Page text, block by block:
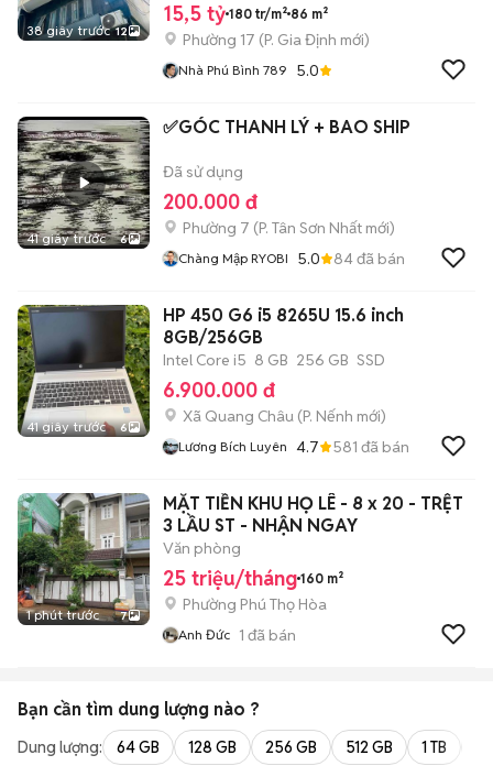
38 giây trước 12
15,5 tỷ 180 tr/m² 86 m²
Phường 17 (P. Gia Định mới)
Nhà Phú Bình 789 5.0
41 giây trước 6
✅GÓC THANH LÝ + BAO SHIP
Đã sử dụng
200.000 đ
Phường 7 (P. Tân Sơn Nhất mới)
Chàng Mập RYOBI 5.0 84đã bán
41 giây trước 6
HP 450 G6 i5 8265U 15.6 inch
8GB/256GB
Intel Core i5 8 GB 256 GB SSD
6.900.000 đ
Xã Quang Châu (P. Nếnh mới)
Lương Bích Luyên 4.7 581 đã bán
1 phút trước 7
MẶT TIỀN KHU HỌ LÊ - 8 x 20 - TRỆT
3 LẦU ST - NHẬN NGAY
Văn phòng
25 triệu/tháng 160 m²
Phường Phú Thọ Hòa
Anh Đức 1 đã bán
Bạn cần tìm dung lượng nào ?
Dung lượng: 64 GB 128 GB 256 GB 512 GB 1 TB